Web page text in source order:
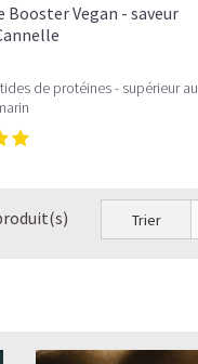
Booster Vegan - saveur
de protéines - supérieur au
Trier